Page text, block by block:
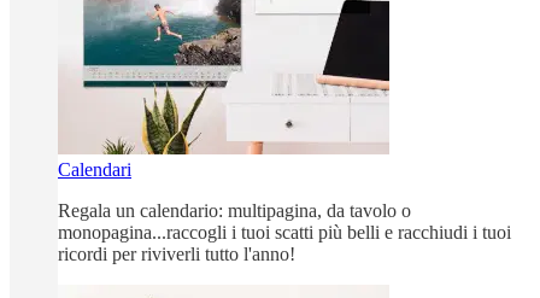
Calendari
Regala un calendario: multipagina, da tavolo o
monopagina...raccogli i tuoi scatti più belli e racchiudi i tuoi
ricordi per riviverli tutto l'anno!